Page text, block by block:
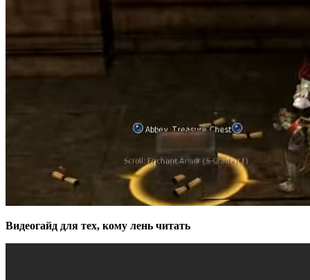
Видеогайд для тех, кому лень читать